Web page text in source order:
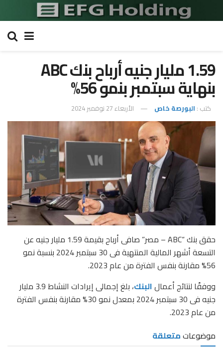
1.59 مليار جنيه أرباح بنك ABC
بنهاية سبتمبر بنمو 56%
كتب : البورصة خاص الأربعاء 27 نوفمبر 2024
حقق بنك “ABC – مصر” صافى أرباح بقيمة 1.59 مليار جنيه عن
التسعة أشهر المالية المنتهية فى 30 سبتمبر 2024 بنسبة نمو
56% مقارنة بنفس الفترة من عام 2023.
ووفقًا لنتائج أعمالالبنك
، بلغ إجمالى إيرادات النشاط 3.9 مليار
جنيه فى 30 سبتمبر 2024 بمعدل نمو 30% مقارنة بنفس الفترة
من عام 2023.
موضوعاتمتعلقة